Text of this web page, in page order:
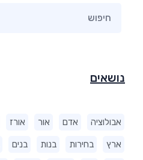
נושאים
אבולוציה אדם אור אורז
ארץ בחירות בנות בנים